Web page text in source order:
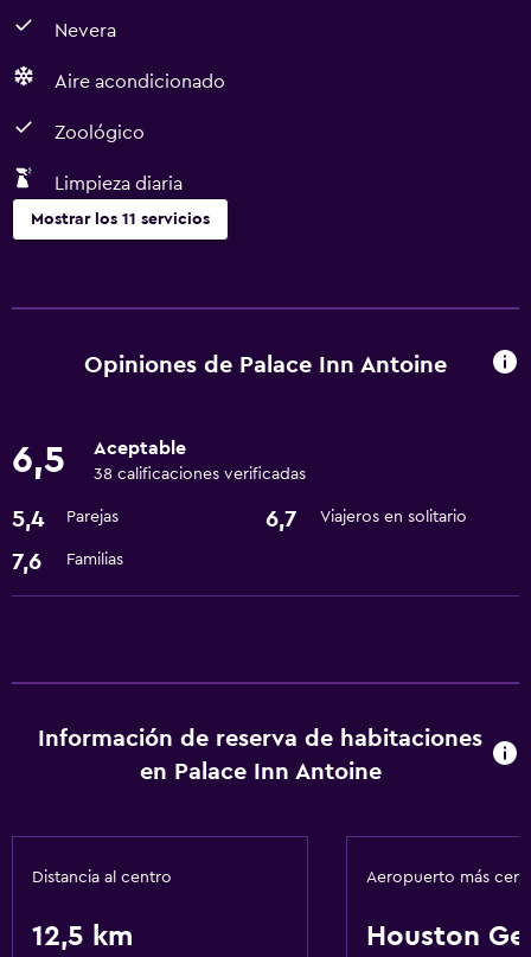
Nevera
Aire acondicionado
Zoológico
Limpieza diaria
Mostrar los 11 servicios
Wifi gratis
Microondas
Nevera
Actividades
Opiniones de Palace Inn Antoine
6,5 Aceptable
38 calificaciones verificadas
5,4 Parejas 6,7 Viajeros en solitario
7,6 Familias
Información de reserva de habitaciones
en Palace Inn Antoine
Distancia al centro
12,5 km
Aeropuerto más
Houston